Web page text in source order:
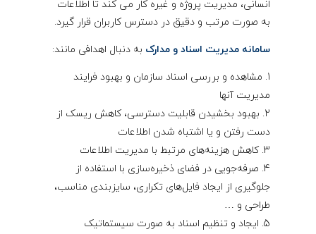
انسانی، مدیریت پروژه و غیره کار می کند تا اطلاعات
به صورت مرتب و دقیق در دسترس کاربران قرار گیرد.
سامانه مدیریت اسناد و مدارک به دنبال اهدافی مانند:
مشاهده و بررسی اسناد سازمان و بهبود فرایند
مدیریت آنها
بهبود بخشیدن قابلیت دسترسی، کاهش ریسک از
دست رفتن و یا اشتباه شدن اطلاعات
کاهش هزینه‌های مرتبط با مدیریت اطلاعات
صرفه‌جویی در فضای ذخیره‌سازی با استفاده از
جلوگیری از ایجاد فایل‌های تکراری، سایزبندی مناسب،
طراحی و …
ایجاد و تنظیم اسناد به صورت سیستماتیک